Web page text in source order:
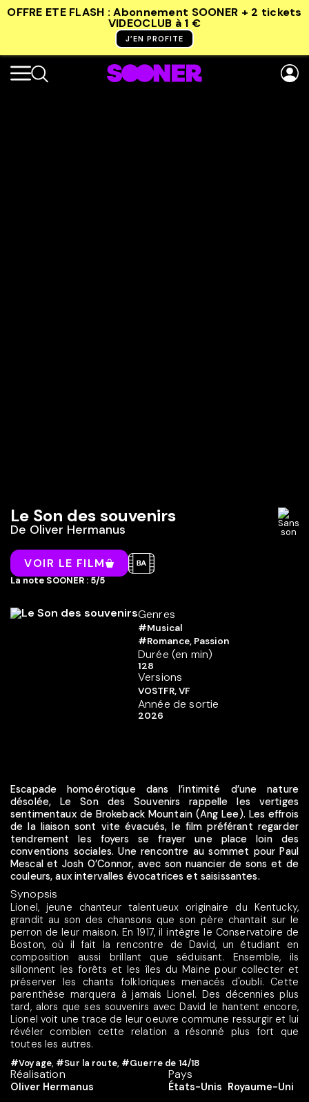
OFFRE ETE FLASH : Abonnement SOONER + 2 tickets
VIDEOCLUB à 1 €
J’EN PROFITE
Le Son des souvenirs
De Oliver Hermanus
VOIR LE FILM
La note SOONER : 5/5
Genres
#Musical
#Romance, Passion
Durée (en min)
128
Versions
VOSTFR, VF
Année de sortie
2026
Escapade homoérotique dans l’intimité d’une nature
désolée, Le Son des Souvenirs rappelle les vertiges
sentimentaux de Brokeback Mountain (Ang Lee). Les effrois
de la liaison sont vite évacués, le film préférant regarder
tendrement les foyers se frayer une place loin des
conventions sociales. Une rencontre au sommet pour Paul
Mescal et Josh O’Connor, avec son nuancier de sons et de
couleurs, aux intervalles évocatrices et saisissantes.
Synopsis
Lionel, jeune chanteur talentueux originaire du Kentucky,
grandit au son des chansons que son père chantait sur le
perron de leur maison. En 1917, il intègre le Conservatoire de
Boston, où il fait la rencontre de David, un étudiant en
composition aussi brillant que séduisant. Ensemble, ils
sillonnent les forêts et les îles du Maine pour collecter et
préserver les chants folkloriques menacés d'oubli. Cette
parenthèse marquera à jamais Lionel. Des décennies plus
tard, alors que ses souvenirs avec David le hantent encore,
Lionel voit une trace de leur oeuvre commune ressurgir et lui
révéler combien cette relation a résonné plus fort que
toutes les autres.
#Voyage, #Sur la route, #Guerre de 14/18
Réalisation
Oliver Hermanus
Pays
États-Unis Royaume-Uni